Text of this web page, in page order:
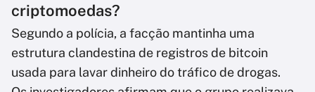
criptomoedas?
Segundo a polícia, a facção mantinha uma
estrutura clandestina de registros de bitcoin
usada para lavar dinheiro do tráfico de drogas.